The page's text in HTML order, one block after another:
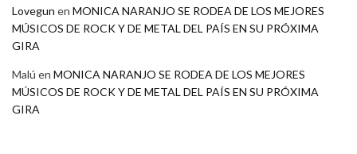
Lovegun en MONICA NARANJO SE RODEA DE LOS MEJORES
MÚSICOS DE ROCK Y DE METAL DEL PAÍS EN SU PRÓXIMA
GIRA
Malú en MONICA NARANJO SE RODEA DE LOS MEJORES
MÚSICOS DE ROCK Y DE METAL DEL PAÍS EN SU PRÓXIMA
GIRA